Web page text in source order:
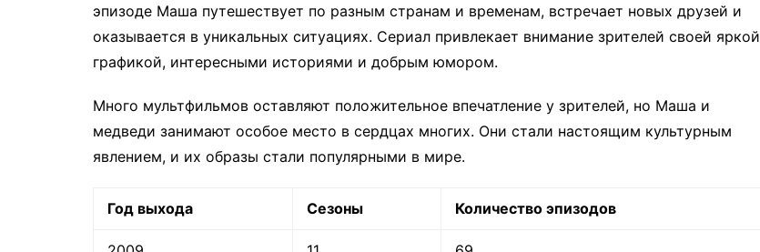
эпизоде Маша путешествует по разным странам и временам, встречает новых друзей и
оказывается в уникальных ситуациях. Сериал привлекает внимание зрителей своей яркой
графикой, интересными историями и добрым юмором.
Много мультфильмов оставляют положительное впечатление у зрителей, но Маша и
медведи занимают особое место в сердцах многих. Они стали настоящим культурным
явлением, и их образы стали популярными в мире.
Год выхода Сезоны Количество эпизодов